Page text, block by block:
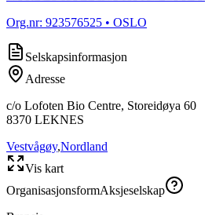
Org.nr: 923576525 • OSLO
Selskapsinformasjon
Adresse
c/o Lofoten Bio Centre, Storeidøya 60
8370 LEKNES
Vestvågøy,Nordland
Vis kart
OrganisasjonsformAksjeselskap